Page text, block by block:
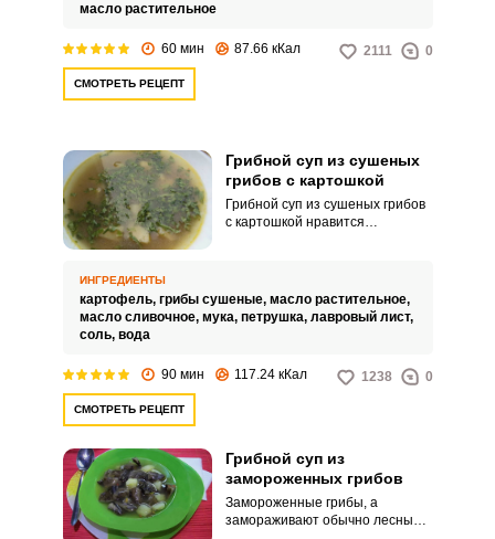
масло растительное
60 мин 87.66 кКал 2111 0
СМОТРЕТЬ РЕЦЕПТ
Грибной суп из сушеных
грибов с картошкой
Грибной суп из сушеных грибов
с картошкой нравится
насыщенным.
ИНГРЕДИЕНТЫ
картофель, грибы сушеные, масло растительное,
масло сливочное, мука, петрушка, лавровый лист,
соль, вода
90 мин 117.24 кКал 1238 0
СМОТРЕТЬ РЕЦЕПТ
Грибной суп из
замороженных грибов
Замороженные грибы, а
замораживают обычно лесные,